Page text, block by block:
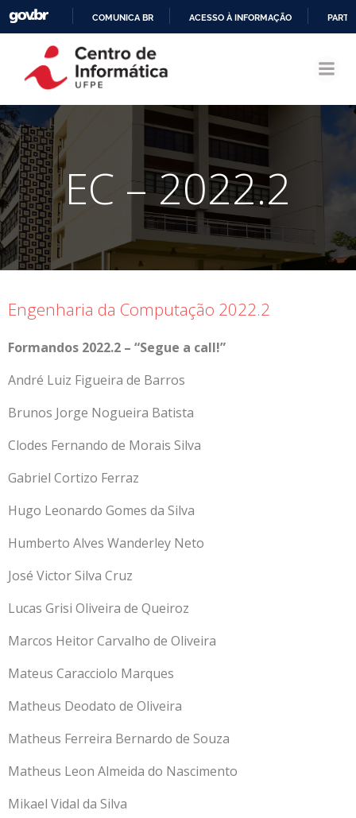
CONTEÚDO
COMUNICA BR ACESSO À INFORMAÇÃO
EC – 2022.2
Engenharia da Computação 2022.2
Formandos 2022.2 – “Segue a call!”
André Luiz Figueira de Barros
Brunos Jorge Nogueira Batista
Clodes Fernando de Morais Silva
Gabriel Cortizo Ferraz
Hugo Leonardo Gomes da Silva
Humberto Alves Wanderley Neto
José Victor Silva Cruz
Lucas Grisi Oliveira de Queiroz
Marcos Heitor Carvalho de Oliveira
Mateus Caracciolo Marques
Matheus Deodato de Oliveira
Matheus Ferreira Bernardo de Souza
Matheus Leon Almeida do Nascimento
Mikael Vidal da Silva